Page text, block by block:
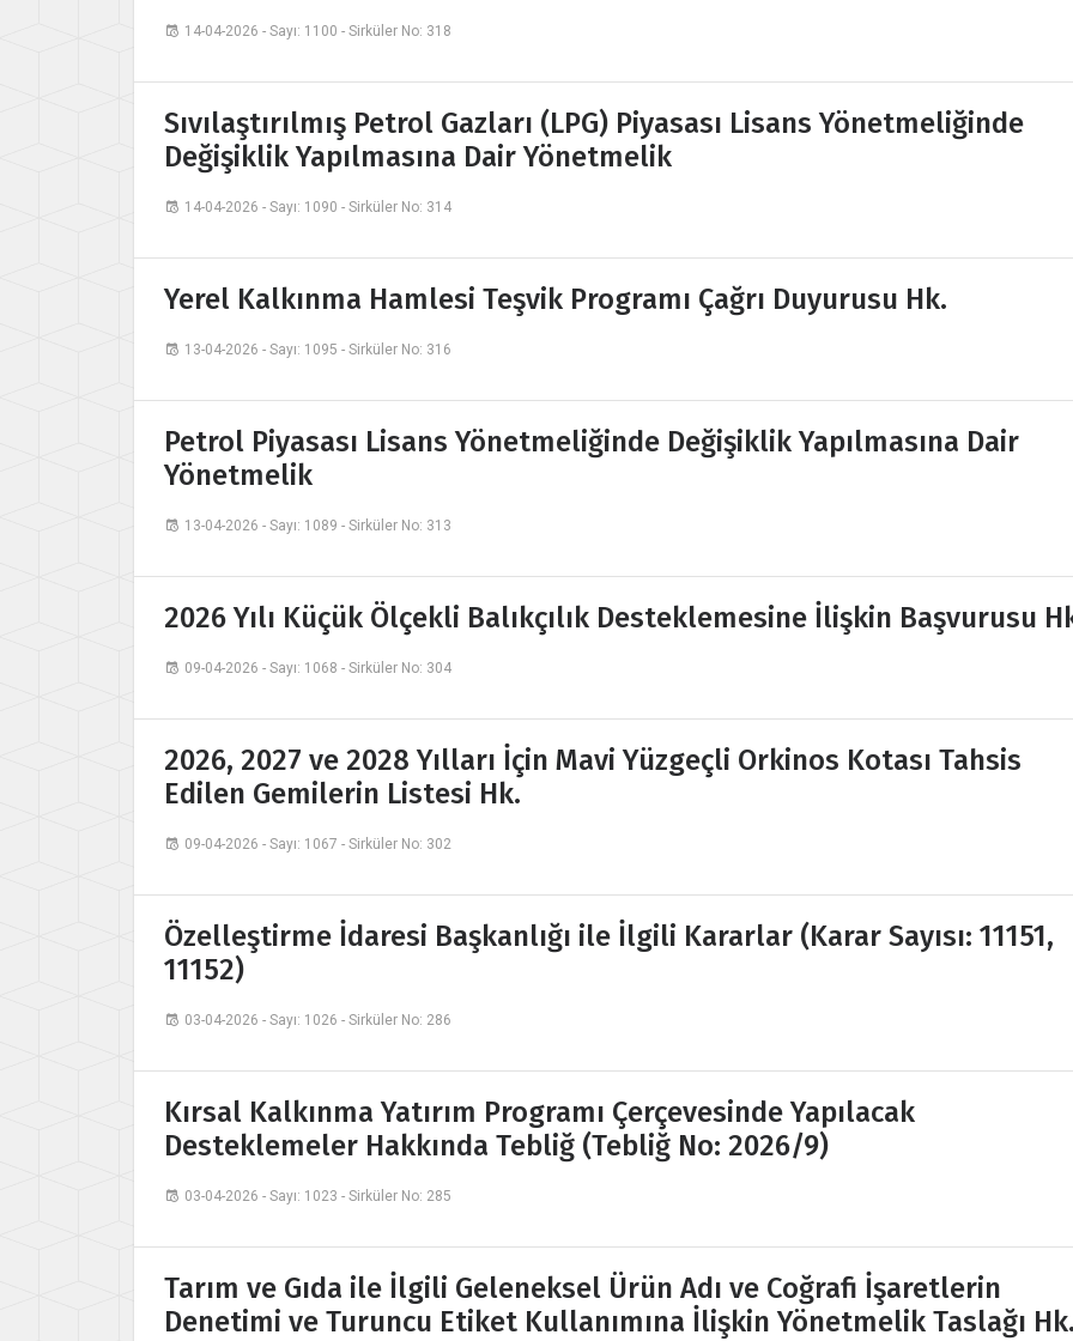
14-04-2026 - Sayı: 1100 - Sirküler No: 318
Sıvılaştırılmış Petrol Gazları (LPG) Piyasası Lisans Yönetmeliğinde
Değişiklik Yapılmasına Dair Yönetmelik
14-04-2026 - Sayı: 1090 - Sirküler No: 314
Yerel Kalkınma Hamlesi Teşvik Programı Çağrı Duyurusu Hk.
13-04-2026 - Sayı: 1095 - Sirküler No: 316
Petrol Piyasası Lisans Yönetmeliğinde Değişiklik Yapılmasına Dair
Yönetmelik
13-04-2026 - Sayı: 1089 - Sirküler No: 313
2026 Yılı Küçük Ölçekli Balıkçılık Desteklemesine İlişkin Başvurusu
09-04-2026 - Sayı: 1068 - Sirküler No: 304
2026, 2027 ve 2028 Yılları İçin Mavi Yüzgeçli Orkinos Kotası Tahsis
Edilen Gemilerin Listesi Hk.
09-04-2026 - Sayı: 1067 - Sirküler No: 302
Özelleştirme İdaresi Başkanlığı ile İlgili Kararlar (Karar Sayısı: 11151,
11152)
03-04-2026 - Sayı: 1026 - Sirküler No: 286
Kırsal Kalkınma Yatırım Programı Çerçevesinde Yapılacak
Desteklemeler Hakkında Tebliğ (Tebliğ No: 2026/9)
03-04-2026 - Sayı: 1023 - Sirküler No: 285
Tarım ve Gıda ile İlgili Geleneksel Ürün Adı ve Coğrafi İşaretlerin
Denetimi ve Turuncu Etiket Kullanımına İlişkin Yönetmelik Taslağı